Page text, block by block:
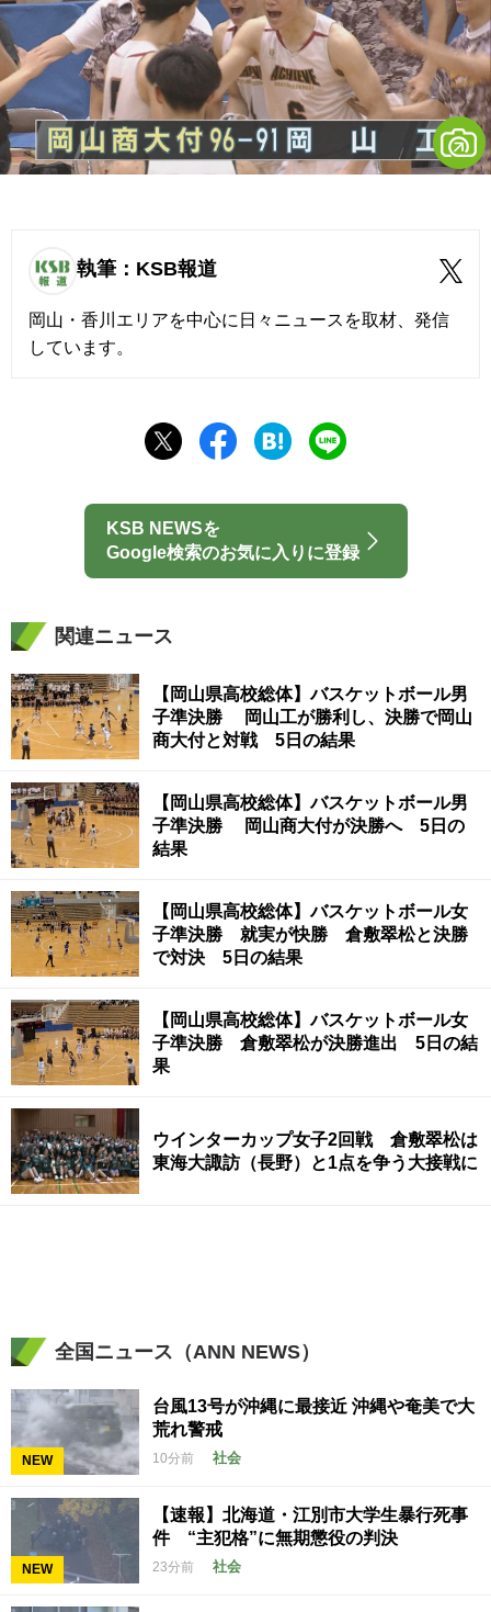
執筆：KSB報道
岡山・香川エリアを中心に日々ニュースを取材、発信
しています。
KSB NEWSを
Google検索のお気に入りに登録
関連ニュース
【岡山県高校総体】バスケットボール男
子準決勝 岡山工が勝利し、決勝で岡山
商大付と対戦 5日の結果
【岡山県高校総体】バスケットボール男
子準決勝 岡山商大付が決勝へ 5日の
結果
【岡山県高校総体】バスケットボール女
子準決勝 就実が快勝 倉敷翠松と決勝
で対決 5日の結果
【岡山県高校総体】バスケットボール女
子準決勝 倉敷翠松が決勝進出 5日の結
果
ウインターカップ女子2回戦 倉敷翠松は
東海大諏訪（長野）と1点を争う大接戦に
全国ニュース（ANN NEWS）
NEW
台風13号が沖縄に最接近 沖縄や奄美で大
荒れ警戒
10分前 社会
NEW
【速報】北海道・江別市大学生暴行死事
件 “主犯格”に無期懲役の判決
23分前 社会